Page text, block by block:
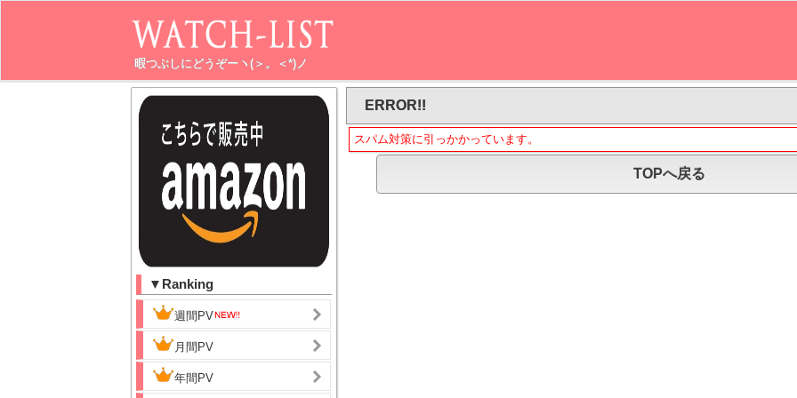
暇つぶしにどうぞーヽ(＞。＜*)ノ
▼Ranking
週間PV
月間PV
年間PV
ERROR!!
スパム対策に引っかかっています。
TOPへ戻る